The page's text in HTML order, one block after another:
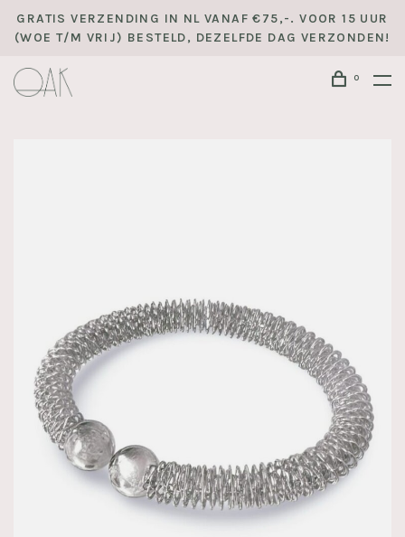
GRATIS VERZENDING IN NL VANAF €75,-. VOOR 15 UUR
(WOE T/M VRIJ) BESTELD, DEZELFDE DAG VERZONDEN!
0